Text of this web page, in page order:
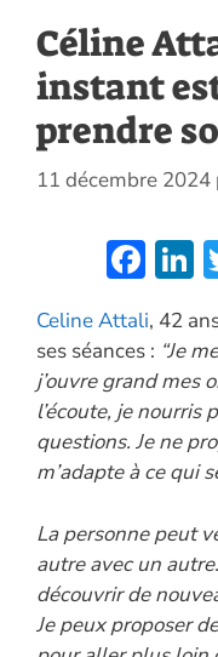
Céline
instant
prendre
11 décembre 2024
F
e
b
o
o
k
Celine Attali, 42
ses séances : “Je
j’ouvre grand mes
l’écoute, je nourris
questions. Je ne
m’adapte à ce qui
La personne peut
autre avec un
découvrir de
Je peux proposer